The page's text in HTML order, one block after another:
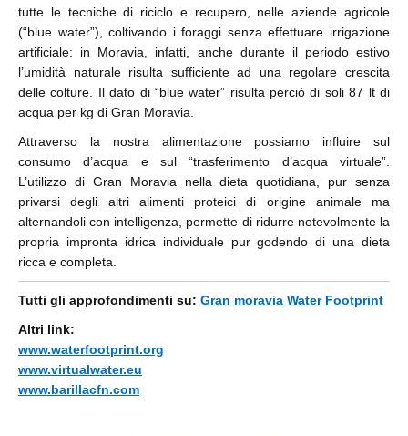
tutte le tecniche di riciclo e recupero, nelle aziende agricole
(“blue water”), coltivando i foraggi senza effettuare irrigazione
artificiale: in Moravia, infatti, anche durante il periodo estivo
l’umidità naturale risulta sufficiente ad una regolare crescita
delle colture. Il dato di “blue water” risulta perciò di soli 87 lt di
acqua per kg di Gran Moravia.
Attraverso la nostra alimentazione possiamo influire sul
consumo d’acqua e sul “trasferimento d’acqua virtuale”.
L’utilizzo di Gran Moravia nella dieta quotidiana, pur senza
privarsi degli altri alimenti proteici di origine animale ma
alternandoli con intelligenza, permette di ridurre notevolmente la
propria impronta idrica individuale pur godendo di una dieta
ricca e completa.
Tutti gli approfondimenti su: Gran moravia Water Footprint
Altri link:
www.waterfootprint.org
www.virtualwater.eu
www.barillacfn.com